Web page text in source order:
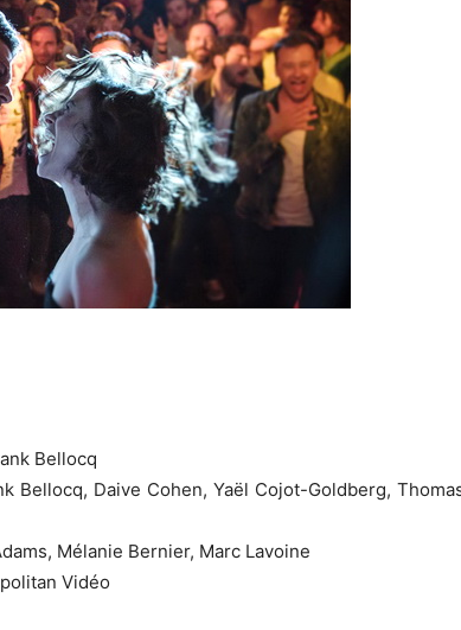
Bellocq
Bellocq, Daive Cohen, Yaël Cojot-Goldberg,
Mélanie Bernier, Marc Lavoine
Vidéo